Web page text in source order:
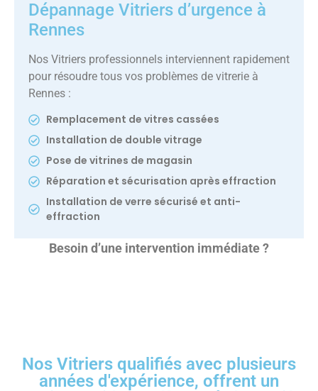
Dépannage Vitriers d’urgence à
Rennes
Nos Vitriers professionnels interviennent rapidement
pour résoudre tous vos problèmes de vitrerie à
Rennes :
Remplacement de vitres cassées
Installation de double vitrage
Pose de vitrines de magasin
Réparation et sécurisation après effraction
Installation de verre sécurisé et anti-
effraction
Besoin d’une intervention immédiate ?
Nos Vitriers qualifiés avec plusieurs
années d'expérience, offrent un